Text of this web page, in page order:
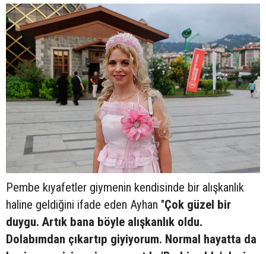
Pembe kıyafetler giymenin kendisinde bir alışkanlık
haline geldiğini ifade eden Ayhan "Çok güzel bir
duygu. Artık bana böyle alışkanlık oldu.
Dolabımdan çıkartıp giyiyorum. Normal hayatta da